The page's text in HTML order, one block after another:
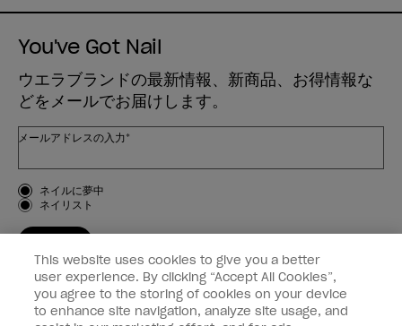
You've Got Nail
ウエラブランドの最新情報、新商品、お得情報な
どをメールでお届けします。
メールアドレスの入力*
お客様のタイプ
ネイルに夢中
ネイリスト
OPI
個人情報の取り扱い
This website uses cookies to give you a better
user experience. By clicking “Accept All Cookies”,
you agree to the storing of cookies on your device
to enhance site navigation, analyze site usage, and